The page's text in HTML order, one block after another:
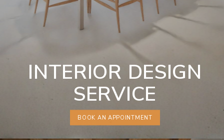
INTERIOR DESIGN
SERVICE
BOOK AN APPOINTMENT